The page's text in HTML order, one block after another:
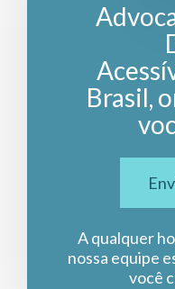
Brasil,
A qualquer
nossa equipe
você